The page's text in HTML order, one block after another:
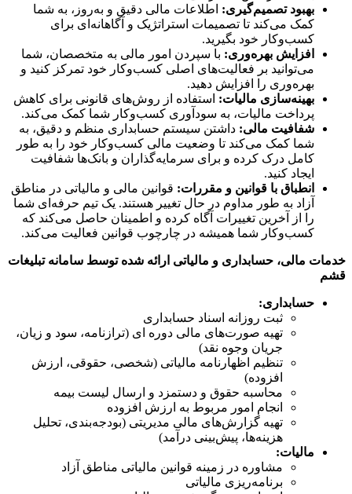
بهبود تصمیم‌گیری: اطلاعات مالی دقیق و به‌روز، به شما
کمک می‌کند تا تصمیمات استراتژیک و آگاهانه‌ای برای
کسب‌وکار خود بگیرید.
افزایش بهره‌وری: با سپردن امور مالی به متخصصان، شما
می‌توانید بر فعالیت‌های اصلی کسب‌وکار خود تمرکز کنید و
بهره‌وری را افزایش دهید.
بهینه‌سازی مالیات: استفاده از روش‌های قانونی برای کاهش
پرداخت مالیات، به سودآوری کسب‌وکار شما کمک می‌کند.
شفافیت مالی: داشتن سیستم حسابداری منظم و دقیق، به
شما کمک می‌کند تا وضعیت مالی کسب‌وکار خود را به طور
کامل درک کرده و برای سرمایه‌گذاران و بانک‌ها شفافیت
ایجاد کنید.
انطباق با قوانین و مقررات: قوانین مالی و مالیاتی در مناطق
آزاد به طور مداوم در حال تغییر هستند. یک تیم حرفه‌ای شما
را از آخرین تغییرات آگاه کرده و اطمینان حاصل می‌کند که
کسب‌وکار شما همیشه در چارچوب قوانین فعالیت می‌کند.
خدمات مالی، حسابداری و مالیاتی ارائه شده توسط سامانه تبلیغات
قشم
حسابداری:
ثبت روزانه اسناد حسابداری
تهیه صورت‌های مالی دوره ای (ترازنامه، سود و زیان،
جریان وجوه نقد)
تنظیم اظهارنامه مالیاتی (شخصی، حقوقی، ارزش
افزوده)
محاسبه حقوق و دستمزد و ارسال لیست بیمه
انجام امور مربوط به ارزش افزوده
تهیه گزارش‌های مالی مدیریتی (بودجه‌بندی، تحلیل
هزینه‌ها، پیش‌بینی درآمد)
مالیات:
مشاوره در زمینه قوانین مالیاتی مناطق آزاد
برنامه‌ریزی مالیاتی